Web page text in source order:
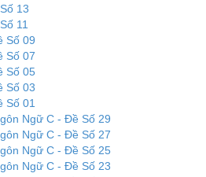
13
11
Số 09
Số 07
Số 05
Số 03
Số 01
Ngữ C - Đề Số 29
Ngữ C - Đề Số 27
Ngữ C - Đề Số 25
Ngữ C - Đề Số 23